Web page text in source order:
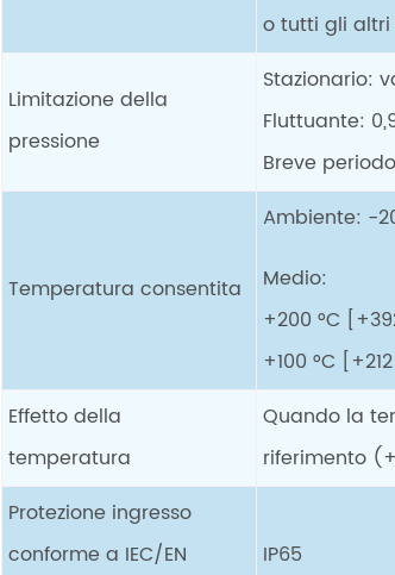
o tutti gli
Limitazione della
pressione
Stazionario:
Fluttuante:
Breve
Temperatura consentita
Ambiente: -
Medio:
+200 °C
+100 °C
Effetto della
temperatura
Quando la
riferimento
Protezione ingresso
conforme a IEC/EN
IP65